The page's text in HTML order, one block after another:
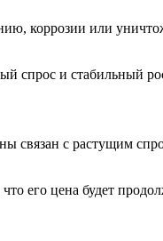
коррозии или
спрос и стабильный
связан с растущим
его цена будет